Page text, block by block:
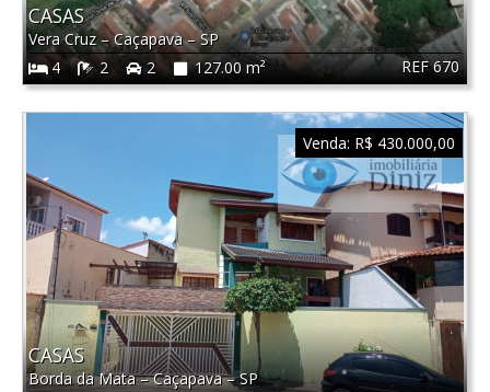
REF 670
CASAS
Vera Cruz–Caçapava–SP
4
2 2 127.00 m²
CASAS
Borda da Mata–Caçapava–SP
Venda: R$ 430.000,00